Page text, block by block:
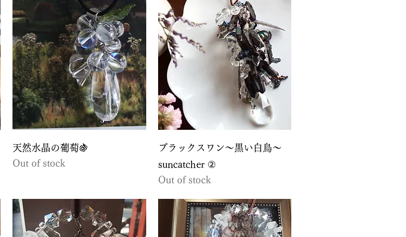
Quick View
天然水晶の葡萄🍇
Out of stock
Quick View
ブラックスワン〜黒い白鳥〜
suncatcher ②
Out of stock